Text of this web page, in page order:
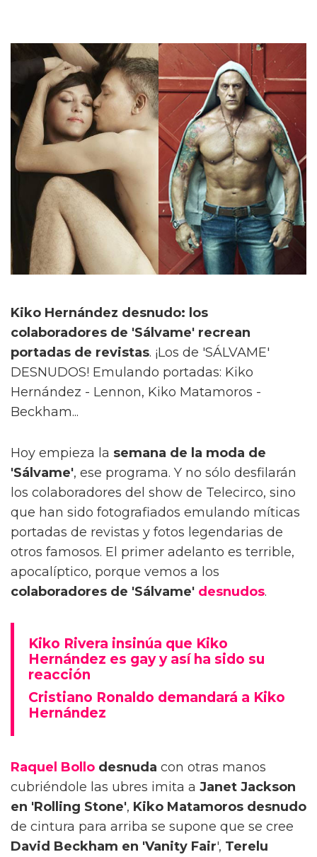
Kiko Hernández desnudo: los
colaboradores de 'Sálvame' recrean
portadas de revistas. ¡Los de 'SÁLVAME'
DESNUDOS! Emulando portadas: Kiko
Hernández - Lennon, Kiko Matamoros -
Beckham...
Hoy empieza la semana de la moda de
'Sálvame', ese programa. Y no sólo desfilarán
los colaboradores del show de Telecirco, sino
que han sido fotografiados emulando míticas
portadas de revistas y fotos legendarias de
otros famosos. El primer adelanto es terrible,
apocalíptico, porque vemos a los
colaboradores de 'Sálvame' desnudos.
Kiko Rivera insinúa que Kiko
Hernández es gay y así ha sido su
reacción
Cristiano Ronaldo demandará a Kiko
Hernández
Raquel Bollo desnuda con otras manos
cubriéndole las ubres imita a Janet Jackson
en 'Rolling Stone', Kiko Matamoros desnudo
de cintura para arriba se supone que se cree
David Beckham en 'Vanity Fair', Terelu